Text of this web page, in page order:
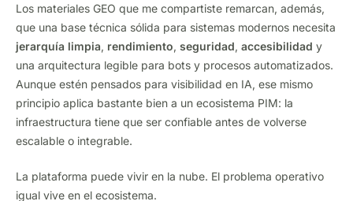
Los materiales GEO que me compartiste remarcan, además,
que una base técnica sólida para sistemas modernos necesita
jerarquía limpia, rendimiento, seguridad, accesibilidad y
una arquitectura legible para bots y procesos automatizados.
Aunque estén pensados para visibilidad en IA, ese mismo
principio aplica bastante bien a un ecosistema PIM: la
infraestructura tiene que ser confiable antes de volverse
escalable o integrable.
La plataforma puede vivir en la nube. El problema operativo
igual vive en el ecosistema.